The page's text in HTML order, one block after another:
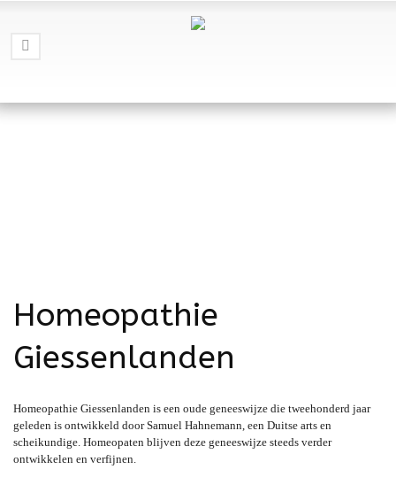
Homeopathie
Giessenlanden
Homeopathie Giessenlanden is een oude geneeswijze die tweehonderd jaar
geleden is ontwikkeld door Samuel Hahnemann, een Duitse arts en
scheikundige. Homeopaten blijven deze geneeswijze steeds verder
ontwikkelen en verfijnen.